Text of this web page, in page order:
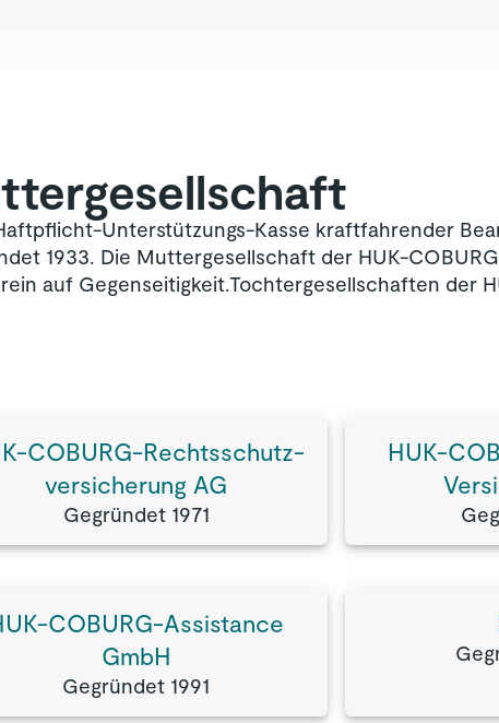
Unterstützungs-Kasse kraftfahrender
1933. Die Muttergesellschaft der HUK-
auf Gegenseitigkeit.Tochtergesellschaften der
COBURG-Rechts­schutz­
versicherung AG
Gegründet 1971
HUK-
COBURG-Assistance
GmbH
Gegründet 1991